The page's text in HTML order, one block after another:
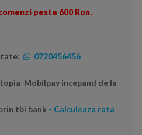
peste 600 Ron.
0720456456
Mobilpay incepand de la
tbi bank - Calculeaza rata